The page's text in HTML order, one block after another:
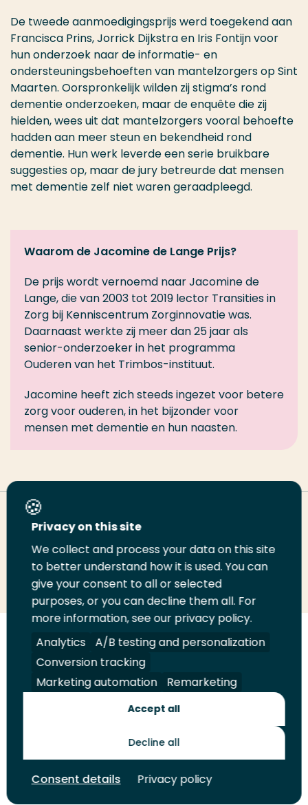
De tweede aanmoedigingsprijs werd toegekend aan
Francisca Prins, Jorrick Dijkstra en Iris Fontijn voor
hun onderzoek naar de informatie- en
ondersteuningsbehoeften van mantelzorgers op Sint
Maarten. Oorspronkelijk wilden zij stigma’s rond
dementie onderzoeken, maar de enquête die zij
hielden, wees uit dat mantelzorgers vooral behoefte
hadden aan meer steun en bekendheid rond
dementie. Hun werk leverde een serie bruikbare
suggesties op, maar de jury betreurde dat mensen
met dementie zelf niet waren geraadpleegd.
Waarom de Jacomine de Lange Prijs?
De prijs wordt vernoemd naar Jacomine de
Lange, die van 2003 tot 2019 lector Transities in
Zorg bij Kenniscentrum Zorginnovatie was.
Daarnaast werkte zij meer dan 25 jaar als
senior-onderzoeker in het programma
Ouderen van het Trimbos-instituut.
Jacomine heeft zich steeds ingezet voor betere
zorg voor ouderen, in het bijzonder voor
mensen met dementie en hun naasten.
Deel deze pagina
Deel
LinkedIn
Deel
op
Twitter
Deel
op
Facebook
Email
deze
pagina
Print
deze
pagina
Volg
ons
op
LinkedIn
Volg
ons
op
Facebook
Volg
ons
op
YouTube
Volg
ons
op
Instagram
Juridisch Security A-Z Index
Contact
Toekomstmakers
Privacy on this site
We collect and process your data on this site
to better understand how it is used. You can
give your consent to all or selected
purposes, or you can decline them all. For
more information, see our privacy policy.
Analytics
A/B testing and personalization
Conversion tracking
Marketing automation
Remarketing
Accept all
Decline all
Consent details Privacy policy